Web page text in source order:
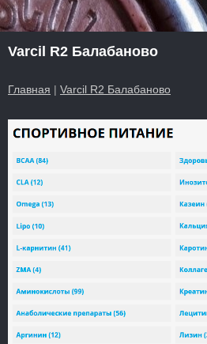
Varcil R2 Балабаново
Главная | Varcil R2 Балабаново